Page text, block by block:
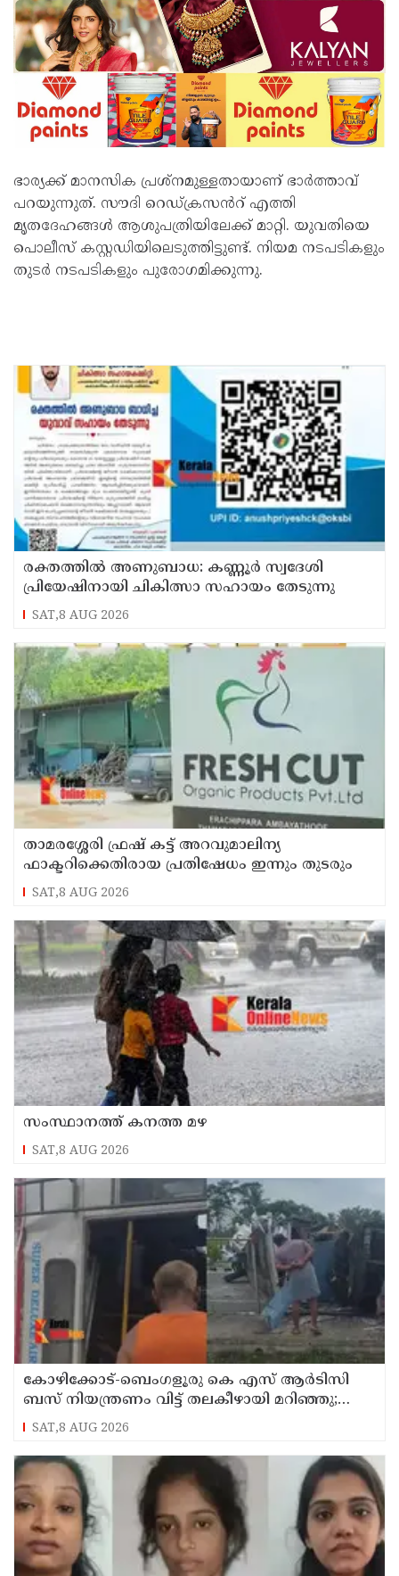
ഭാര്യക്ക് മാനസിക പ്രശ്‌നമുള്ളതായാണ് ഭാർത്താവ്
പറയുന്നുത്. സൗദി റെഡ്ക്രസൻറ് എത്തി
മൃതദേഹങ്ങൾ ആശുപത്രിയിലേക്ക് മാറ്റി. യുവതിയെ
പൊലീസ് കസ്റ്റഡിയിലെടുത്തിട്ടുണ്ട്. നിയമ നടപടികളും
തുടർ നടപടികളും പുരോഗമിക്കുന്നു.
രക്തത്തിൽ അണുബാധ: കണ്ണൂർ സ്വദേശി
പ്രിയേഷിനായി ചികിത്സാ സഹായം തേടുന്നു
SAT,8 AUG 2026
താമരശ്ശേരി ഫ്രഷ് കട്ട് അറവുമാലിന്യ
ഫാക്ടറിക്കെതിരായ പ്രതിഷേധം ഇന്നും തുടരും
SAT,8 AUG 2026
സംസ്ഥാനത്ത് കനത്ത മഴ
SAT,8 AUG 2026
കോഴിക്കോട്-ബെംഗളൂരു കെ എസ് ആര്‍ടിസി
ബസ് നിയന്ത്രണം വിട്ട് തലകീഴായി മറിഞ്ഞു;
ഡ്രൈവര്‍ക്കും കണ്ടക്ടര്‍ക്കും ദാരുണാന്ത്യം
SAT,8 AUG 2026